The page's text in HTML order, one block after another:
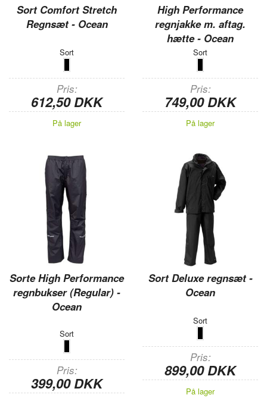
Sort Comfort Stretch
Regnsæt - Ocean
Sort
Pris
612,50 DKK
På lager
High Performance
regnjakke m. aftag.
hætte - Ocean
Sort
Pris
749,00 DKK
På lager
Sorte High Performance
regnbukser (Regular) -
Ocean
Sort
Pris
399,00 DKK
Sort Deluxe regnsæt -
Ocean
Sort
Pris
899,00 DKK
På lager